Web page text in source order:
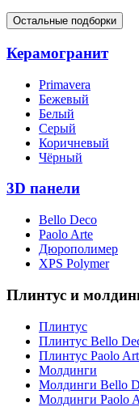
Остальные подборки
Керамогранит
Primavera
Бежевый
Белый
Серый
Коричневый
Чёрный
3D панели
Bello Deco
Paolo Arte
Дюрополимер
XPS Polymer
Плинтус и
Плинтус
Плинтус Bello
Плинтус Paolo
Молдинги
Молдинги Bello
Молдинги Paolo